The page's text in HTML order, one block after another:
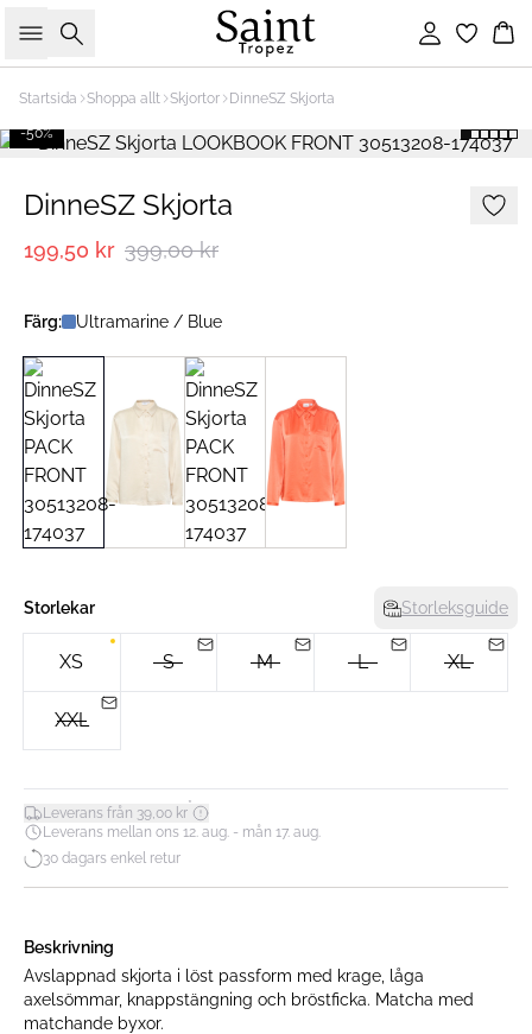
Sök Logga in
Startsida Shoppa allt Skjortor DinneSZ Skjorta
-50%
DinneSZ Skjorta
199,50 kr 399,00 kr
Färg: Ultramarine / Blue
Storlekar Storleksguide
XS S M L XL
XXL
Leverans från 39,00 kr*
Leverans mellan ons 12. aug. - mån 17. aug.
30 dagars enkel retur
Beskrivning
Avslappnad skjorta i löst passform med krage, låga
axelsömmar, knappstängning och bröstficka. Matcha med
matchande byxor.